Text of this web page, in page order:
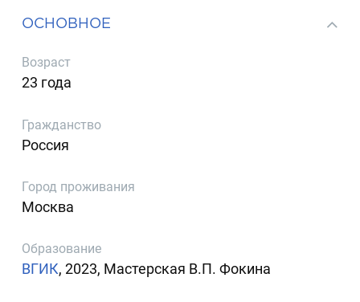
ОСНОВНОЕ
Возраст
23 года
Гражданство
Россия
Город проживания
Москва
Образование
ВГИК, 2023, Мастерская В.П. Фокина